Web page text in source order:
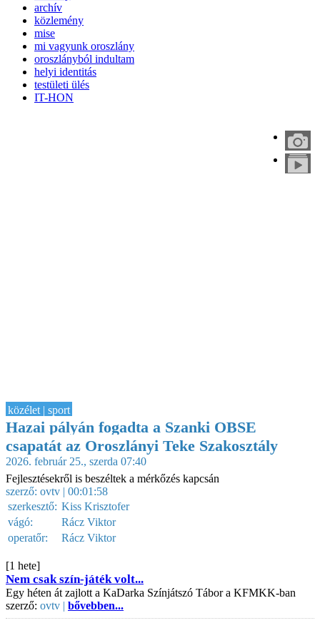
archív
közlemény
mise
mi vagyunk oroszlány
oroszlányból indultam
helyi identitás
testületi ülés
IT-HON
közélet | sport
Hazai pályán fogadta a Szanki OBSE
csapatát az Oroszlányi Teke Szakosztály
2026. február 25., szerda 07:40
Fejlesztésekről is beszéltek a mérkőzés kapcsán
szerző: ovtv | 00:01:58
szerkesztő: Kiss Krisztofer
vágó:
Rácz Viktor
operatőr:
Rácz Viktor
[1 hete]
Nem csak szín-játék volt...
Egy héten át zajlott a KaDarka Színjátszó Tábor a KFMKK-ban
szerző: ovtv | bővebben...